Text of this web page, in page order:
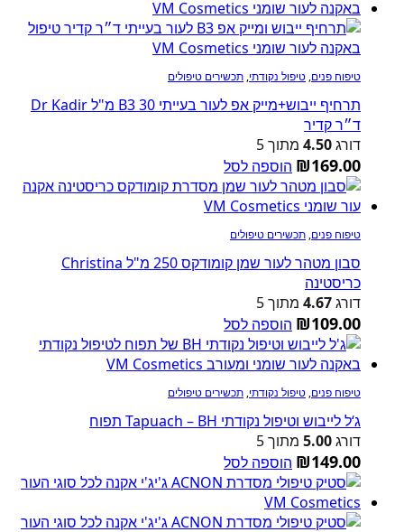
טיפוח פנים, טיפול נקודתי, תכשירים טיפולים
תרחיף ייבוש+מייק אפ לעור בעייתי B3 30 מ"ל Dr Kadir
ד״ר קדיר
דורג4.50 מתוך 5
₪169.00 הוספה לסל
טיפוח פנים, תכשירים טיפולים
סבון מטהר לעור שמן קומודקס 250 מ"ל Christina
כריסטינה
דורג4.67 מתוך 5
₪109.00 הוספה לסל
טיפוח פנים, טיפול נקודתי, תכשירים טיפולים
ג‘ל לייבוש וטיפול נקודתי Tapuach – BH תפוח
דורג5.00 מתוך 5
₪149.00 הוספה לסל